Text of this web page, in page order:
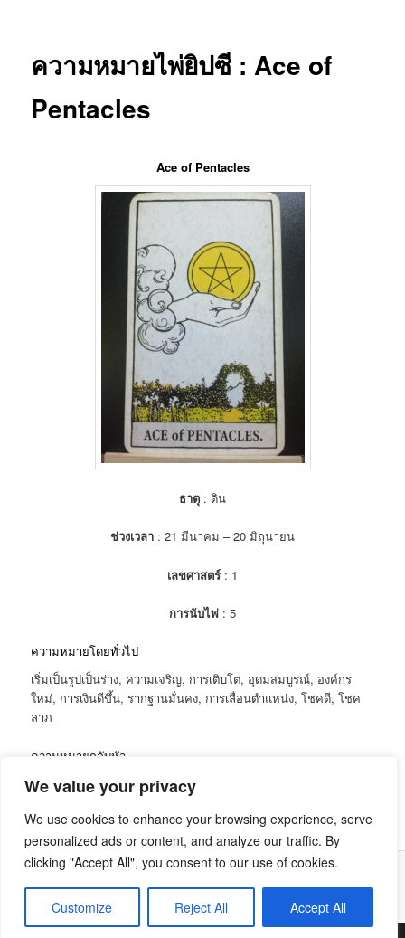
We value your privacy
We use cookies to enhance your browsing experience, serve
personalized ads or content, and analyze our traffic. By
clicking "Accept All", you consent to our use of cookies.
Customize Reject All Accept All
ความหมายไพ่ยิปซี : Ace of
Pentacles
Ace of Pentacles
ธาตุ : ดิน
ช่วงเวลา : 21 มีนาคม – 20 มิถุนายน
เลขศาสตร์ : 1
การนับไพ่ : 5
ความหมายโดยทั่วไป
เริ่มเป็นรูปเป็นร่าง, ความเจริญ, การเติบโต, อุดมสมบูรณ์, องค์กร
ใหม่, การเงินดีขึ้น, รากฐานมั่นคง, การเลื่อนตำแหน่ง, โชคดี, โชค
ลาภ
ความหมายกลับหัว
ไม่มีคนมาช่วยเรื่องเงิน, โอกาสทางการเงินหลุดมือ, พลาดโอกาสดีๆ
บทความที่เกี่ยวข้อง
นโยบายความเป็นส่วนตัว Proudly powered by WordPress